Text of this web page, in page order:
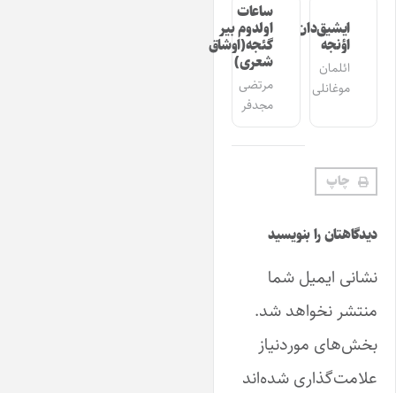
ایشیق‌دان
اؤنجه
ائلمان
موغانلی
ساعات
اولدوم بیر
گئجه(اوشاق
شعری)
مرتضی
مجدفر
چاپ
دیدگاهتان را بنویسید
نشانی ایمیل شما
منتشر نخواهد شد.
بخش‌های موردنیاز
علامت‌گذاری شده‌اند